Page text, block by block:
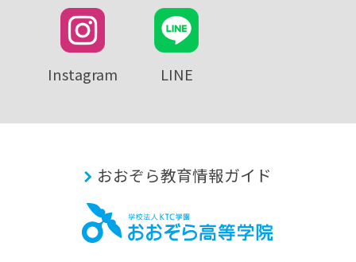
Instagram LINE
おおぞら教育情報ガイド